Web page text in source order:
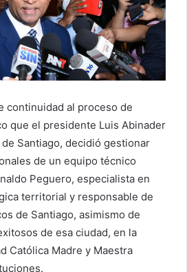
continuidad al proceso de
que el presidente Luis Abinader
Santiago, decidió gestionar
de un equipo técnico
Peguero, especialista en
territorial y responsable de
de Santiago, asimismo de
de esa ciudad, en la
Católica Madre y Maestra